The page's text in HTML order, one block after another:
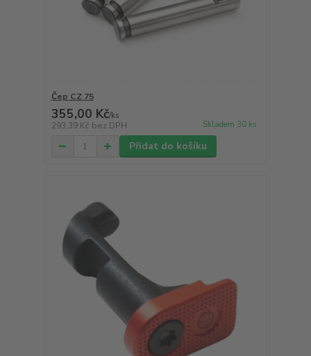
Čep CZ 75
355,00 Kč/ks
293,39 Kč bez DPH Skladem 30 ks
Přidat do košíku